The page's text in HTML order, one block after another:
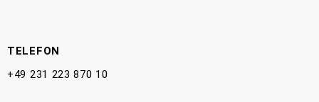
TELEFON
+49 231 223 870 10